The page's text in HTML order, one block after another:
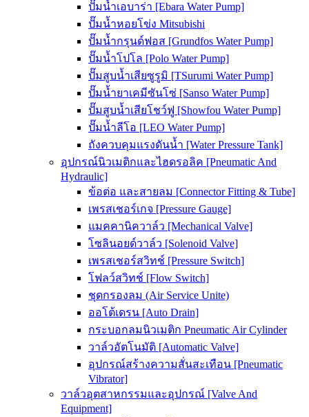
ปั๊มน้ำเอบาร่า [Ebara Water Pump]
ปั๊มน้ำหอยโข่ง Mitsubishi
ปั๊มน้ำกรุนด์ฟอส [Grundfos Water Pump]
ปั๊มน้ำโปโล [Polo Water Pump]
ปั๊มสูบน้ำเสียซูรูมิ [TSurumi Water Pump]
ปั๊มน้ำยาเคมีซันโซ่ [Sanso Water Pump]
ปั๊มสูบน้ำเสียโชว์ฟู [Showfou Water Pump]
ปั๊มน้ำลีโอ [LEO Water Pump]
ถังควบคุมแรงดันน้ำ [Water Pressure Tank]
อุปกรณ์นิวเมติกและไฮดรอลิค [Pneumatic And
Hydraulic]
ข้อต่อ และสายลม [Connector Fitting & Tube]
เพรสเชอร์เกจ [Pressure Gauge]
แมคคานิควาล์ว [Mechanical Valve]
โซลินอยด์วาล์ว [Solenoid Valve]
เพรสเชอร์สวิทช์ [Pressure Switch]
โฟลว์สวิทช์ [Flow Switch]
ชุดกรองลม (Air Service Unite)
ออโต้เดรน [Auto Drain]
กระบอกลมนิวเมติก Pneumatic Air Cylinder
วาล์วอัตโนมัติ [Automatic Valve]
อุปกรณ์สร้างความสั่นสะเทือน [Pneumatic
Vibrator]
วาล์วอุตสาหกรรมและอุปกรณ์ [Valve And
Equipment]